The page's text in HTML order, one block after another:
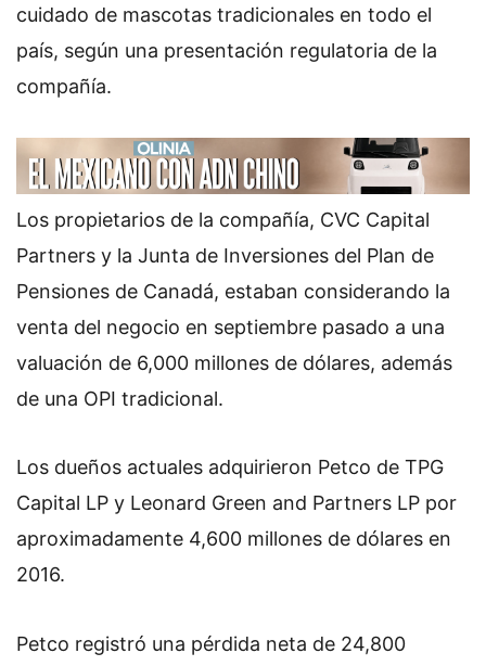
cuidado de mascotas tradicionales en todo el
país, según una presentación regulatoria de la
compañía.
Los propietarios de la compañía, CVC Capital
Partners y la Junta de Inversiones del Plan de
Pensiones de Canadá, estaban considerando la
venta del negocio en septiembre pasado a una
valuación de 6,000 millones de dólares, además
de una OPI tradicional.
Los dueños actuales adquirieron Petco de TPG
Capital LP y Leonard Green and Partners LP por
aproximadamente 4,600 millones de dólares en
2016.
Petco registró una pérdida neta de 24,800